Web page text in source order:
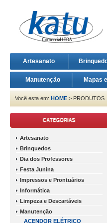
Artesanato
Manutenção Mapas
Você esta em: HOME > PRODUTOS
Artesanato
Brinquedos
Dia dos Professores
Festa Junina
Impressos e Prontuários
Informática
Limpeza e Descartáveis
Manutenção
ACENDOR ELÉTRICO